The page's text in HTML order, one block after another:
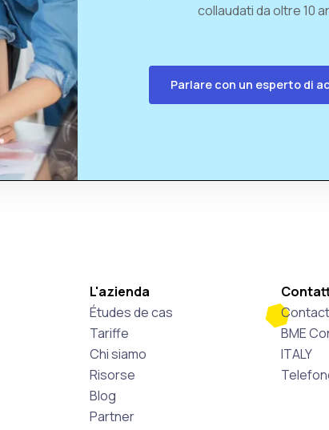
collaudati da oltre 10
Parlare con un esperto di
L'azienda
Études de cas
Tariffe
Chi siamo
Risorse
Blog
Partner
Contact
BME
ITALY